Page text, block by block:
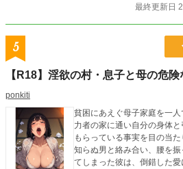
最終更新日
5
【R18】淫欲の村・息子と母の危険
ponkiti
貧困にあえぐ母子家庭を一
力者の家に通い自分の身体
もらっている事実を目の当
知らぬ男と絡み合い、腰を
てしまった彼は、倒錯した